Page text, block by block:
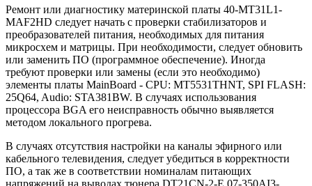
Ремонт или диагностику материнской платы 40-MT31L1-
MAF2HD следует начать с проверки стабилизаторов и
преобразователей питания, необходимых для питания
микросхем и матрицы. При необходимости, следует обновить
или заменить ПО (программное обеспечение). Иногда
требуют проверки или замены (если это необходимо)
элементы платы MainBoard - CPU: MT5531THNT, SPI FLASH:
25Q64, Audio: STA381BW. В случаях использования
процессора BGA его неисправность обычно выявляется
методом локального прогрева.
В случаях отсутствия настройки на каналы эфирного или
кабельного телевидения, следует убедиться в корректности
ПО, а так же в соответствии номиналам питающих
напряжений на выводах тюнера DT21CN-2-E 07-350AI3-